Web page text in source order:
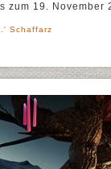
19. November
Schaffarz